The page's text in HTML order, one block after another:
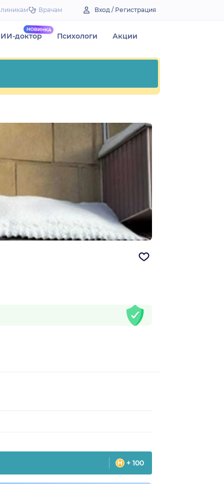
Врачам Вход / Регистрация
ИИ-доктор Психологи Акции
+ 100